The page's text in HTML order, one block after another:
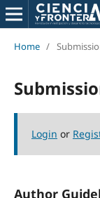
Home /
Login or
Author